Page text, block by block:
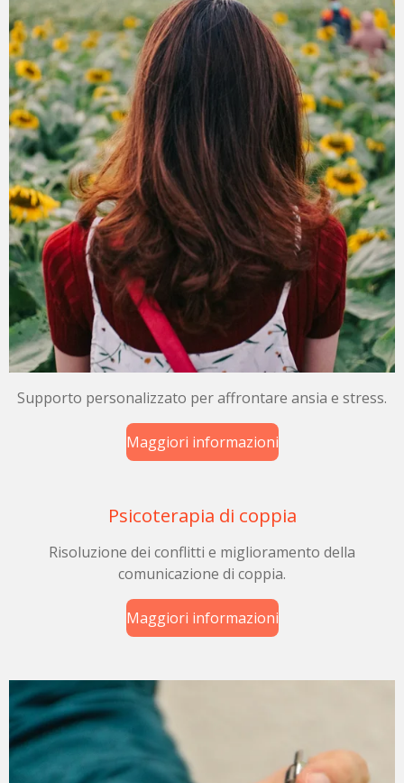
Supporto personalizzato per affrontare ansia e stress.
Maggiori informazioni
Psicoterapia di coppia
Risoluzione dei conflitti e miglioramento della
comunicazione di coppia.
Maggiori informazioni